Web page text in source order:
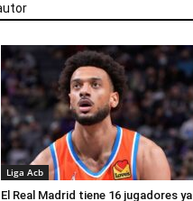
Liga Acb
El Real Madrid tiene 16 jugadores ya